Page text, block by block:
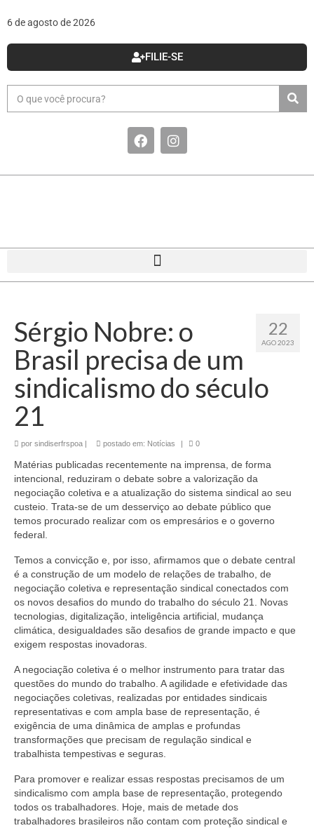
6 de agosto de 2026
FILIE-SE
22
AGO 2023
Sérgio Nobre: o
Brasil precisa de um
sindicalismo do século
21
por sindiserfrspoa | postado em: Notícias | 0
Matérias publicadas recentemente na imprensa, de forma
intencional, reduziram o debate sobre a valorização da
negociação coletiva e a atualização do sistema sindical ao seu
custeio. Trata-se de um desserviço ao debate público que
temos procurado realizar com os empresários e o governo
federal.
Temos a convicção e, por isso, afirmamos que o debate central
é a construção de um modelo de relações de trabalho, de
negociação coletiva e representação sindical conectados com
os novos desafios do mundo do trabalho do século 21. Novas
tecnologias, digitalização, inteligência artificial, mudança
climática, desigualdades são desafios de grande impacto e que
exigem respostas inovadoras.
A negociação coletiva é o melhor instrumento para tratar das
questões do mundo do trabalho. A agilidade e efetividade das
negociações coletivas, realizadas por entidades sindicais
representativas e com ampla base de representação, é
exigência de uma dinâmica de amplas e profundas
transformações que precisam de regulação sindical e
trabalhista tempestivas e seguras.
Para promover e realizar essas respostas precisamos de um
sindicalismo com ampla base de representação, protegendo
todos os trabalhadores. Hoje, mais de metade dos
trabalhadores brasileiros não contam com proteção sindical e